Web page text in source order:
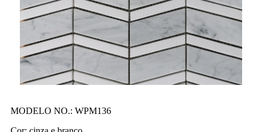
MODELO NO.: WPM136